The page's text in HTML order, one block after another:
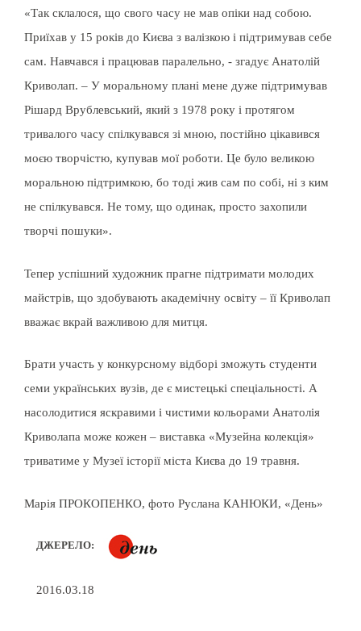
«Так склалося, що свого часу не мав опіки над собою.
Приїхав у 15 років до Києва з валізкою і підтримував себе
сам. Навчався і працював паралельно, - згадує Анатолій
Криволап. – У моральному плані мене дуже підтримував
Рішард Врублевський, який з 1978 року і протягом
тривалого часу спілкувався зі мною, постійно цікавився
моєю творчістю, купував мої роботи. Це було великою
моральною підтримкою, бо тоді жив сам по собі, ні з ким
не спілкувався. Не тому, що одинак, просто захопили
творчі пошуки».
Тепер успішний художник прагне підтримати молодих
майстрів, що здобувають академічну освіту – її Криволап
вважає вкрай важливою для митця.
Брати участь у конкурсному відборі зможуть студенти
семи українських вузів, де є мистецькі спеціальності. А
насолодитися яскравими і чистими кольорами Анатолія
Криволапа може кожен – виставка «Музейна колекція»
триватиме у Музеї історії міста Києва до 19 травня.
Марія ПРОКОПЕНКО, фото Руслана КАНЮКИ, «День»
ДЖЕРЕЛО:
2016.03.18